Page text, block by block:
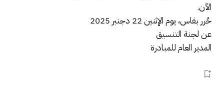
الآن.
​حُرر بفاس، يوم الإثنين 22 دجنبر 2025
​عن لجنة التنسيق
المدير العام للمبادرة